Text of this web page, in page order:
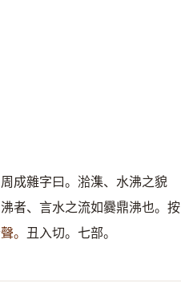
成雜字曰。湁潗、水沸之貌
者、言水之流如爨鼎沸也。按
。 丑入切。七部。